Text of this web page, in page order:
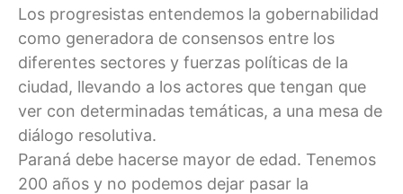
Los progresistas entendemos la gobernabilidad
como generadora de consensos entre los
diferentes sectores y fuerzas políticas de la
ciudad, llevando a los actores que tengan que
ver con determinadas temáticas, a una mesa de
diálogo resolutiva.
Paraná debe hacerse mayor de edad. Tenemos
200 años y no podemos dejar pasar la